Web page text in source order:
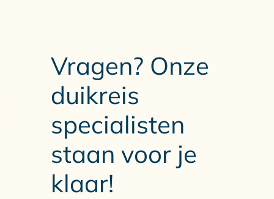
Vragen? Onze
duikreis
specialisten
staan voor je
klaar!